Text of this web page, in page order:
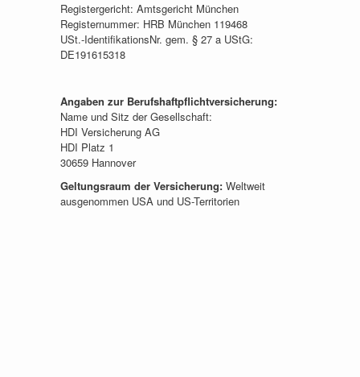
Registergericht: Amtsgericht München
Registernummer: HRB München 119468
USt.-IdentifikationsNr. gem. § 27 a UStG:
DE191615318
Angaben zur Berufshaftpflichtversicherung:
Name und Sitz der Gesellschaft:
HDI Versicherung AG
HDI Platz 1
30659 Hannover
Geltungsraum der Versicherung: Weltweit
ausgenommen USA und US-Territorien